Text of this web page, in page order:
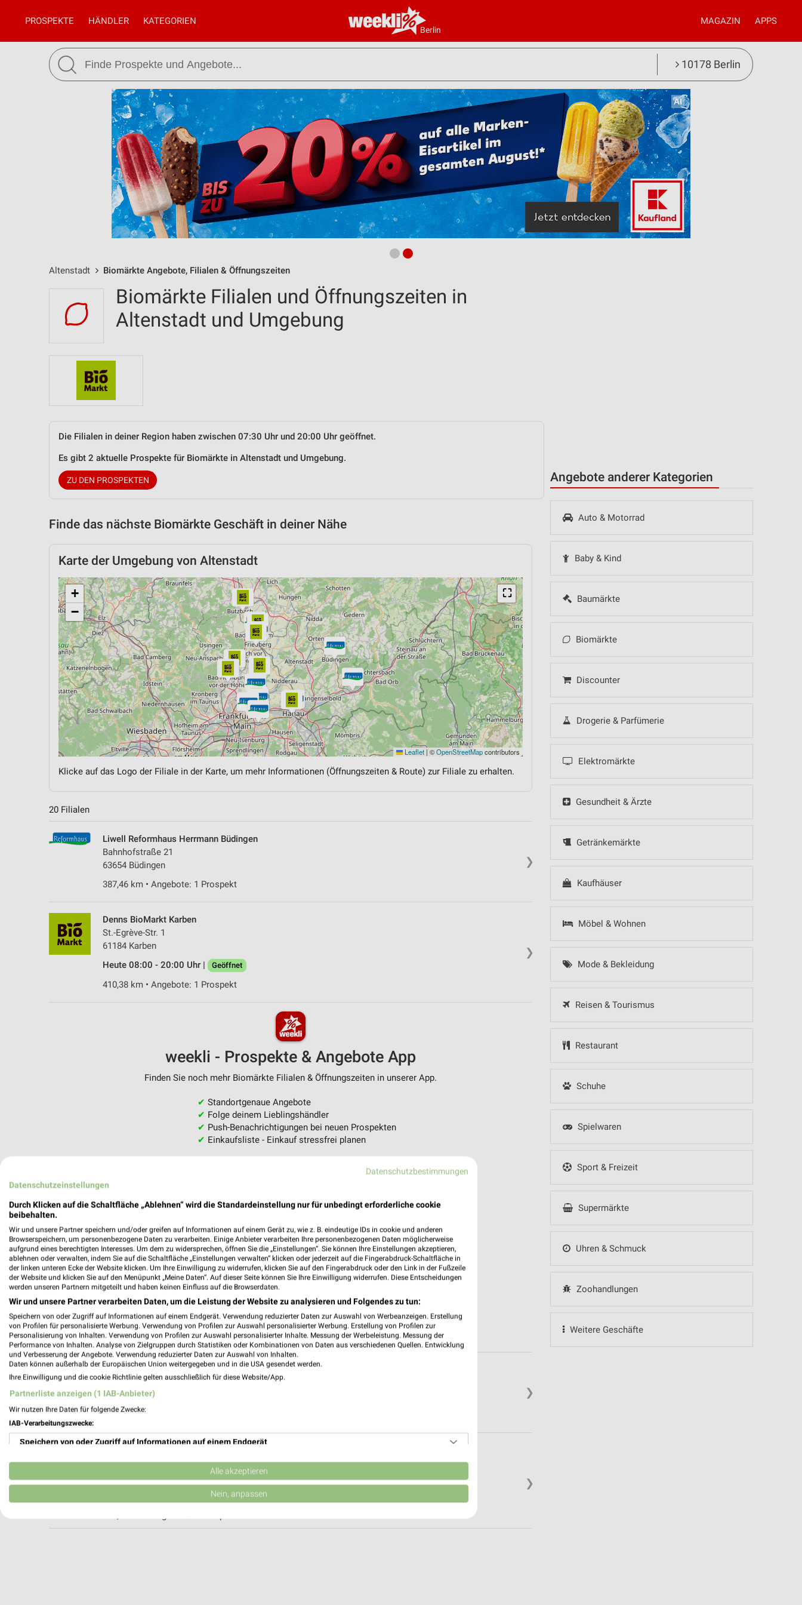
Berlin
PROSPEKTE HÄNDLER KATEGORIEN MAGAZIN APPS
10178 Berlin
Altenstadt Biomärkte Angebote, Filialen & Öffnungszeiten
Angebote anderer Kategorien
Auto & Motorrad
Baby & Kind
Baumärkte
Biomärkte
Discounter
Drogerie & Parfümerie
Elektromärkte
Gesundheit & Ärzte
Getränkemärkte
Kaufhäuser
Möbel & Wohnen
Mode & Bekleidung
Reisen & Tourismus
Restaurant
Schuhe
Spielwaren
Sport & Freizeit
Supermärkte
Uhren & Schmuck
Zoohandlungen
Weitere Geschäfte
Biomärkte Filialen und Öffnungszeiten in
Altenstadt und Umgebung
Die Filialen in deiner Region haben zwischen 07:30 Uhr und 20:00 Uhr geöffnet.
Es gibt 2 aktuelle Prospekte für Biomärkte in Altenstadt und Umgebung.
ZU DEN PROSPEKTEN
Finde das nächste Biomärkte Geschäft in deiner Nähe
Karte der Umgebung von Altenstadt
⛶
+
−
Leaflet | ©OpenStreetMapcontributors
Klicke auf das Logo der Filiale in der Karte, um mehr Informationen (Öffnungszeiten & Route) zur Filiale zu erhalten.
20 Filialen
❯
Liwell Reformhaus Herrmann Büdingen
Bahnhofstraße 21
63654 Büdingen
387,46 km • Angebote: 1 Prospekt
❯
Denns BioMarkt Karben
St.-Egrève-Str. 1
61184 Karben
Heute 08:00 - 20:00 Uhr |
Geöffnet
410,38 km • Angebote: 1 Prospekt
weekli - Prospekte & Angebote App
Finden Sie noch mehr Biomärkte Filialen & Öffnungszeiten in unserer App.
✔ Standortgenaue Angebote
✔ Folge deinem Lieblingshändler
✔ Push-Benachrichtigungen bei neuen Prospekten
✔ Einkaufsliste - Einkauf stressfrei planen
❯
Liwell Reformhaus Herrmann Friedberg Elvis Presley Platz
Kaiserstraße 94
61169 Friedberg
403,52 km • Angebote: 1 Prospekt
❯
Lindenstraße 25
Geöffnet
Datenschutzbestimmungen
Datenschutzeinstellungen
Durch Klicken auf die Schaltfläche „Ablehnen“ wird die Standardeinstellung nur für unbedingt erforderliche cookie
beibehalten.
Wir und unsere Partner speichern und/oder greifen auf Informationen auf einem Gerät zu, wie z. B. eindeutige IDs in cookie und anderen
Browserspeichern, um personenbezogene Daten zu verarbeiten. Einige Anbieter verarbeiten Ihre personenbezogenen Daten möglicherweise
aufgrund eines berechtigten Interesses. Um dem zu widersprechen, öffnen Sie die „Einstellungen“. Sie können Ihre Einstellungen akzeptieren,
ablehnen oder verwalten, indem Sie auf die Schaltfläche „Einstellungen verwalten“ klicken oder jederzeit auf die Fingerabdruck-Schaltfläche in
der linken unteren Ecke der Website klicken. Um Ihre Einwilligung zu widerrufen, klicken Sie auf den Fingerabdruck oder den Link in der Fußzeile
der Website und klicken Sie auf den Menüpunkt „Meine Daten“. Auf dieser Seite können Sie Ihre Einwilligung widerrufen. Diese Entscheidungen
werden unseren Partnern mitgeteilt und haben keinen Einfluss auf die Browserdaten.
Wir und unsere Partner verarbeiten Daten, um die Leistung der Website zu analysieren und Folgendes zu tun:
Speichern von oder Zugriff auf Informationen auf einem Endgerät. Verwendung reduzierter Daten zur Auswahl von Werbeanzeigen. Erstellung
von Profilen für personalisierte Werbung. Verwendung von Profilen zur Auswahl personalisierter Werbung. Erstellung von Profilen zur
Personalisierung von Inhalten. Verwendung von Profilen zur Auswahl personalisierter Inhalte. Messung der Werbeleistung. Messung der
Performance von Inhalten. Analyse von Zielgruppen durch Statistiken oder Kombinationen von Daten aus verschiedenen Quellen. Entwicklung
und Verbesserung der Angebote. Verwendung reduzierter Daten zur Auswahl von Inhalten.
Daten können außerhalb der Europäischen Union weitergegeben und in die USA gesendet werden.
Ihre Einwilligung und die cookie Richtlinie gelten ausschließlich für diese Website/App.
Partnerliste anzeigen (1 IAB-Anbieter)
Wir nutzen Ihre Daten für folgende Zwecke:
IAB-Verarbeitungszwecke:
Speichern von oder Zugriff auf Informationen auf einem Endgerät
Verwendung reduzierter Daten zur Auswahl von Werbeanzeigen
Erstellung von Profilen für personalisierte Werbung
Alle akzeptieren
Nein, anpassen